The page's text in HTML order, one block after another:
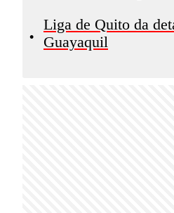
•
Liga de Quito da
Guayaquil